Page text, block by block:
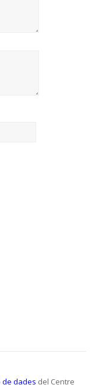
de dades del Centre